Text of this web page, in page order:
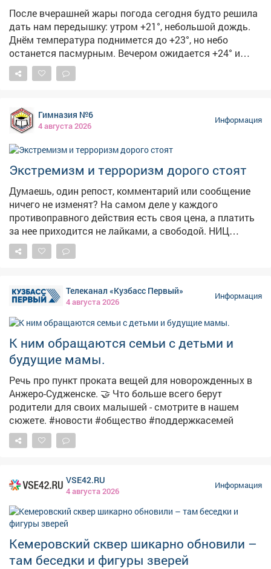
укрепление продовольственной безопасности,
повышение экономической устойчивости всего
региона.
После вчерашней жары погода сегодня будто решила
дать нам передышку: утром +21°, небольшой дождь.
Днём температура поднимется до +23°, но небо
останется пасмурным. Вечером ожидается +24° и
облачно с прояснениями, а ночью похолодает до +17°-
пасмурно. 🏙5августа чествуем изобретение, без
город. 🚦С Международным днём светофора! Первый
светофор появился в 1868году в Лондоне-он был
механическим, работал на газе и управлялся вручную.
Электрическую версию с красным и зелёным
сигналами установили в 1914году в Кливленде, а
жёлтый цвет добавили позже, чтобы предупреждать о
смене сигнала. В России светофоры начали
появляться в 1930‑х годах.
Гимназия №6
4 августа 2026
Информация
Экстремизм и терроризм дорого стоят
Думаешь, один репост, комментарий или сообщение
ничего не изменят? На самом деле у каждого
противоправного действия есть своя цена, а платить
за нее приходится не лайками, а свободой. НИЦ
Мониторинга и профилактики подготовил «прайс-
лист», который наглядно показывает последствия
вплоть до пожизненного лишения свободы! Не
поддавайся на провокации и не распространяй
сомнительный контент. Перед тем как поставить лайк,
сделать репост или отправить сообщение, задумайся
о последствиях. 🚫 Если ты столкнулся с
подозрительным предложением в сети или в жизни,
немедленно прекрати диалог и сообщи: ▫Горячая
линия ФСБ: 8 800 224 22 22; ▫Горячая линия
«Экстремизму - НЕТ!»: resurs-center.ru/hotline.
Телеканал «Кузбасс Первый»
4 августа 2026
Информация
К ним обращаются семьи с детьми и
будущие мамы.
Речь про пункт проката вещей для новорожденных в
Анжеро-Судженске. 🤝 Что больше всего берут
родители для своих малышей - смотрите в нашем
сюжете. #новости #общество #поддержкасемей
VSE42.RU
4 августа 2026
Информация
Кемеровский сквер шикарно обновили –
там беседки и фигуры зверей